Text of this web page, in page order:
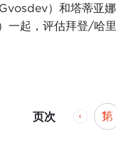
）和塔蒂亚
一起，评估拜登/哈
页次 上一页
第 1页